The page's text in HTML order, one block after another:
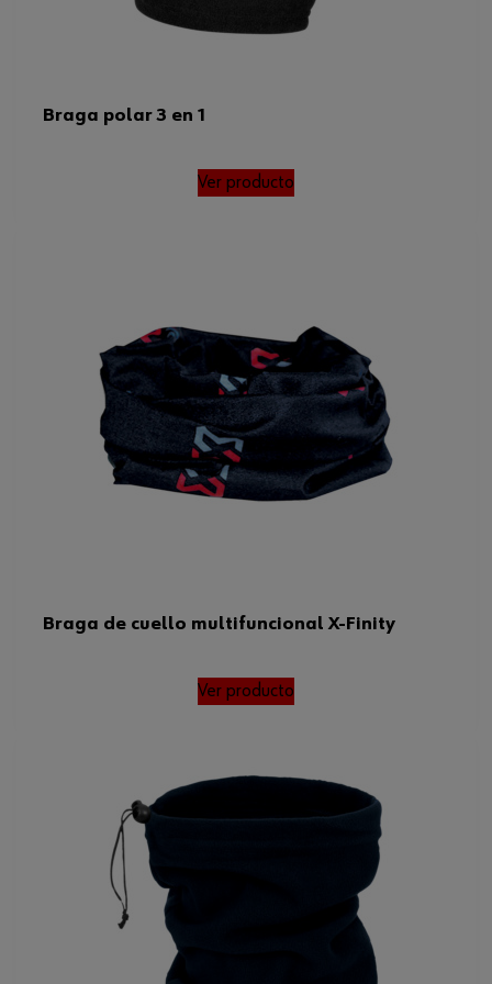
Longitud x anchura 34 x 29 cm
Braga polar 3 en 1
Ver producto
Braga de cuello multifuncional X-Finity
Ver producto